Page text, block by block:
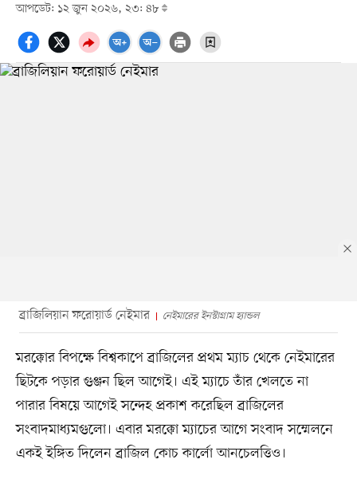
আপডেট: ১২ জুন ২০২৬, ২৩: ৪৮
ব্রাজিলিয়ান ফরোয়ার্ড নেইমার নেইমারের ইনস্টাগ্রাম হ্যান্ডল
মরক্কোর বিপক্ষে বিশ্বকাপে ব্রাজিলের প্রথম ম্যাচ থেকে নেইমারের
ছিটকে পড়ার গুঞ্জন ছিল আগেই। এই ম্যাচে তাঁর খেলতে না
পারার বিষয়ে আগেই সন্দেহ প্রকাশ করেছিল ব্রাজিলের
সংবাদমাধ্যমগুলো। এবার মরক্কো ম্যাচের আগে সংবাদ সম্মেলনে
একই ইঙ্গিত দিলেন ব্রাজিল কোচ কার্লো আনচেলত্তিও।